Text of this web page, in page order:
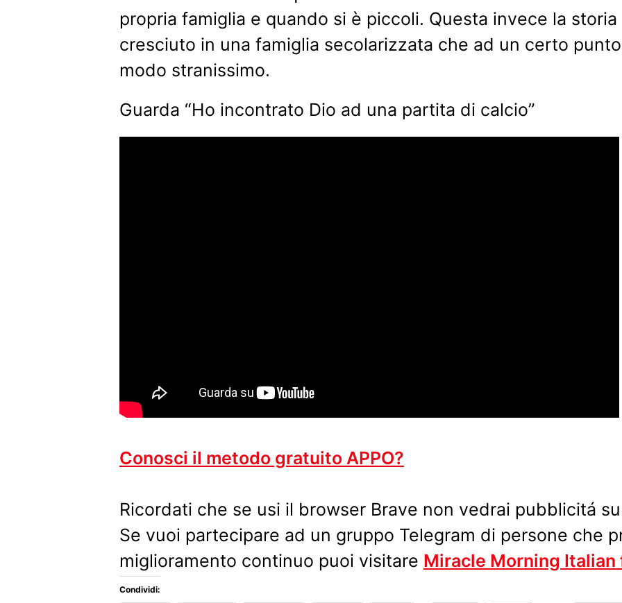
propria famiglia e quando si è piccoli. Questa invece la
cresciuto in una famiglia secolarizzata che ad un certo
modo stranissimo.
Guarda “Ho incontrato Dio ad una partita di calcio”
Conosci il metodo gratuito APPO?
Ricordati che se usi il browser Brave non vedrai pubblicitá
Se vuoi partecipare ad un gruppo Telegram di persone che
miglioramento continuo puoi visitare Miracle Morning Italian
Condividi: